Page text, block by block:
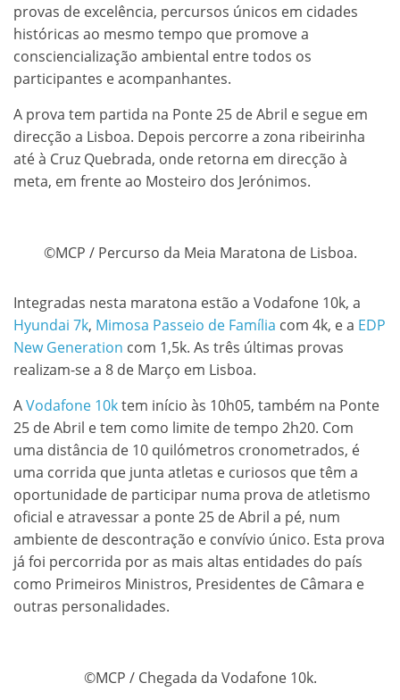
provas de excelência, percursos únicos em cidades
históricas ao mesmo tempo que promove a
consciencialização ambiental entre todos os
participantes e acompanhantes.
A prova tem partida na Ponte 25 de Abril e segue em
direcção a Lisboa. Depois percorre a zona ribeirinha
até à Cruz Quebrada, onde retorna em direcção à
meta, em frente ao Mosteiro dos Jerónimos.
©MCP / Percurso da Meia Maratona de Lisboa.
Integradas nesta maratona estão a Vodafone 10k, a
Hyundai 7k, Mimosa Passeio de Família com 4k, e a EDP
New Generation com 1,5k. As três últimas provas
realizam-se a 8 de Março em Lisboa.
AVodafone 10ktem início às 10h05, também na Ponte
25 de Abril e tem como limite de tempo 2h20. Com
uma distância de 10 quilómetros cronometrados, é
uma corrida que junta atletas e curiosos que têm a
oportunidade de participar numa prova de atletismo
oficial e atravessar a ponte 25 de Abril a pé, num
ambiente de descontração e convívio único. Esta prova
já foi percorrida por as mais altas entidades do país
como Primeiros Ministros, Presidentes de Câmara e
outras personalidades.
©MCP / Chegada da Vodafone 10k.